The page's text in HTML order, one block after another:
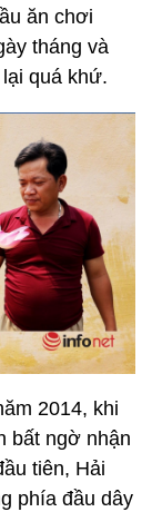
ăn chơi
tháng và
quá khứ.
2014, khi
bất ngờ nhận
tiên, Hải
phía đầu dây